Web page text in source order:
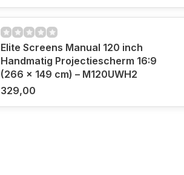
Elite Screens Manual 120 inch
Handmatig Projectiescherm 16:9
(266 x 149 cm) – M120UWH2
329,00